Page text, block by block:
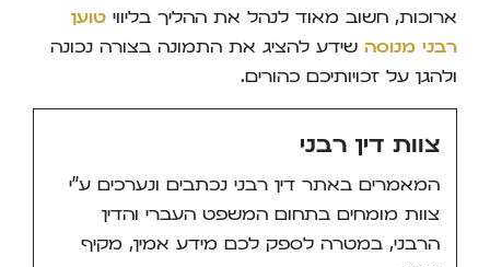
ארוכות, חשוב מאוד לנהל את ההליך בליווי טוען
רבני מנוסה שידע להציג את התמונה בצורה נכונה
ולהגן על זכויותיכם כהורים.
צוות דין רבני
המאמרים באתר דין רבני נכתבים ונערכים ע"י
צוות מומחים בתחום המשפט העברי והדין
הרבני, במטרה לספק לכם מידע אמין, מקיף